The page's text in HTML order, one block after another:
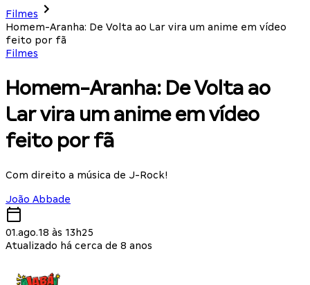
Filmes
Homem-Aranha: De Volta ao Lar vira um anime em vídeo
feito por fã
Filmes
Homem-Aranha: De Volta ao
Lar vira um anime em vídeo
feito por fã
Com direito a música de J-Rock!
João Abbade
01.ago.18 às 13h25
Atualizado há cerca de 8 anos